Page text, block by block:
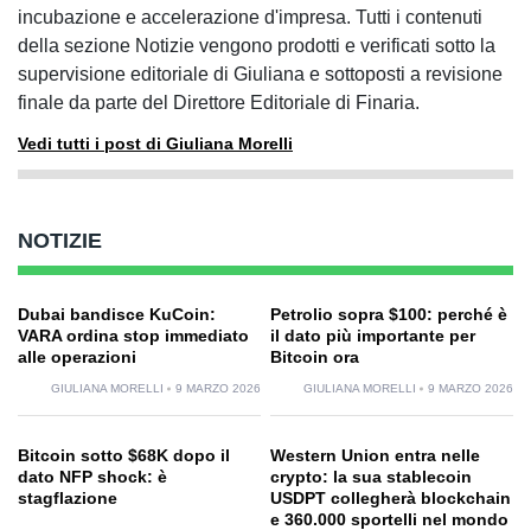
incubazione e accelerazione d'impresa. Tutti i contenuti
della sezione Notizie vengono prodotti e verificati sotto la
supervisione editoriale di Giuliana e sottoposti a revisione
finale da parte del Direttore Editoriale di Finaria.
Vedi tutti i post di Giuliana Morelli
NOTIZIE
Dubai bandisce KuCoin:
VARA ordina stop immediato
alle operazioni
GIULIANA MORELLI 9 MARZO 2026
Petrolio sopra $100: perché è
il dato più importante per
Bitcoin ora
GIULIANA MORELLI 9 MARZO 2026
Bitcoin sotto $68K dopo il
dato NFP shock: è
stagflazione
Western Union entra nelle
crypto: la sua stablecoin
USDPT collegherà blockchain
e 360.000 sportelli nel mondo